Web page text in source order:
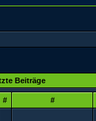
Beiträge
# #